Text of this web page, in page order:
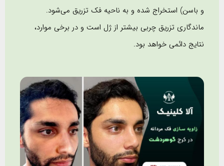
و باسن) استخراج شده و به ناحیه فک تزریق می‌شود.
ماندگاری تزریق چربی بیشتر از ژل است و در برخی موارد،
نتایج دائمی خواهد بود.